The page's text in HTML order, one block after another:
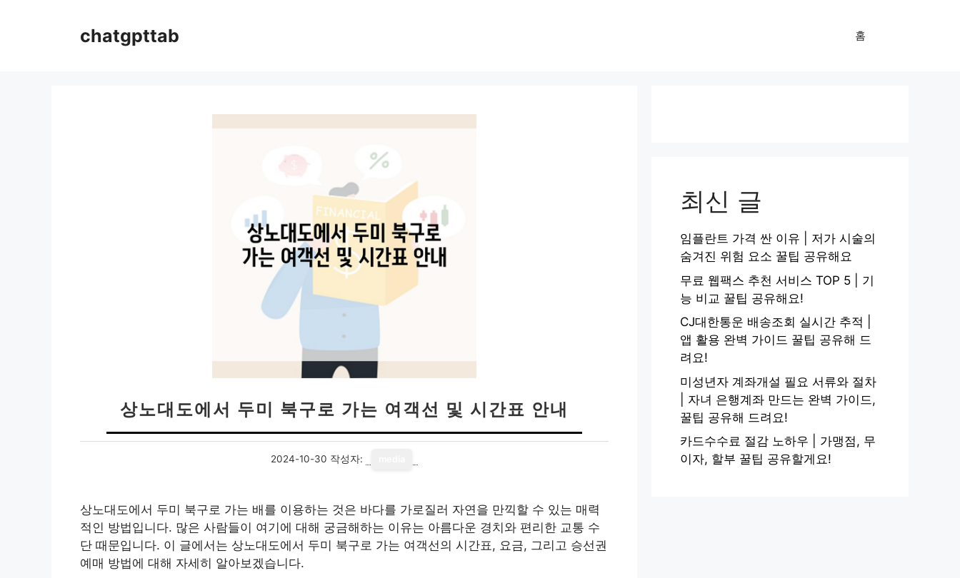
chatgpttab 홈
상노대도에서 두미 북구로 가는 여객선 및 시간표 안내
2024-10-30 작성자:
상노대도에서 두미 북구로 가는 배를 이용하는 것은 바다를 가로질러 자연을 만끽할 수 있는 매력
적인 방법입니다. 많은 사람들이 여기에 대해 궁금해하는 이유는 아름다운 경치와 편리한 교통 수
단 때문입니다. 이 글에서는 상노대도에서 두미 북구로 가는 여객선의 시간표, 요금, 그리고 승선권
예매 방법에 대해 자세히 알아보겠습니다.
최신 글
임플란트 가격 싼 이유 | 저가 시술의
숨겨진 위험 요소 꿀팁 공유해요
무료 웹팩스 추천 서비스 TOP 5 | 기
능 비교 꿀팁 공유해요!
CJ대한통운 배송조회 실시간 추적 |
앱 활용 완벽 가이드 꿀팁 공유해 드
려요!
미성년자 계좌개설 필요 서류와 절차
| 자녀 은행계좌 만드는 완벽 가이드,
꿀팁 공유해 드려요!
카드수수료 절감 노하우 | 가맹점, 무
이자, 할부 꿀팁 공유할게요!